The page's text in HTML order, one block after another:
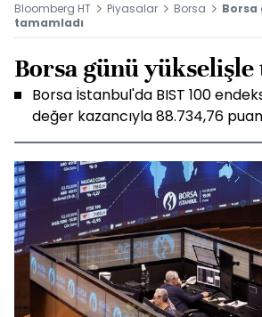
Bloomberg HT Piyasalar Borsa
Borsa
tamamladı
Borsa günü yükselişle
Borsa İstanbul'da BIST 100
değer kazancıyla 88.734,76